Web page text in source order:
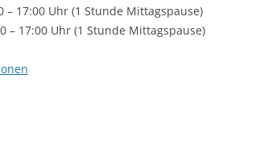
– 17:00 Uhr (1 Stunde Mittagspause)
– 17:00 Uhr (1 Stunde Mittagspause)